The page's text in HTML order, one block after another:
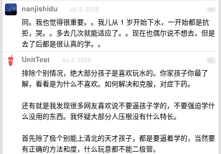
84
nanjishidu Jul 2, 2025
同。我也觉得很重要。。我儿从 1 岁开始下水，一开始都是抗
拒，哭。。多去几次就能适应了。。现在也偶尔说不想去，但是
去了后都是很认真的学。。
85
UnitTest Jul 2, 2025
排除个别情况，绝大部分孩子是喜欢玩水的。你家孩子你最了
解，看看是为什么不喜欢。如何解决和克服，对症下药。
还有就是我发现很多网友喜欢说不要逼孩子学的，不要强迫学什
么没用的东西。我怀疑大部分人压根没有什么特长。
首先除了极个别能上清北的天才孩子，都是要逼着学的，当然要
有正确的方法和度，什么玩意都不能二极管。